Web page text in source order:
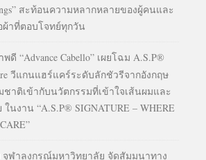
สะท้อนความหลากหลายของผู้คนและ
าที่ตอบโจทย์ทุกวัน
ดี “Advance Cabello” เผยโฉม A.S.P®
วีแกนแฮร์แคร์ระดับลักชัวรีจากอังกฤษ
าติเข้ากับนวัตกรรมที่เข้าใจเส้นผมและ
นงาน “A.S.P® SIGNATURE – WHERE
ฬาลงกรณ์มหาวิทยาลัย จัดสัมมนาทาง